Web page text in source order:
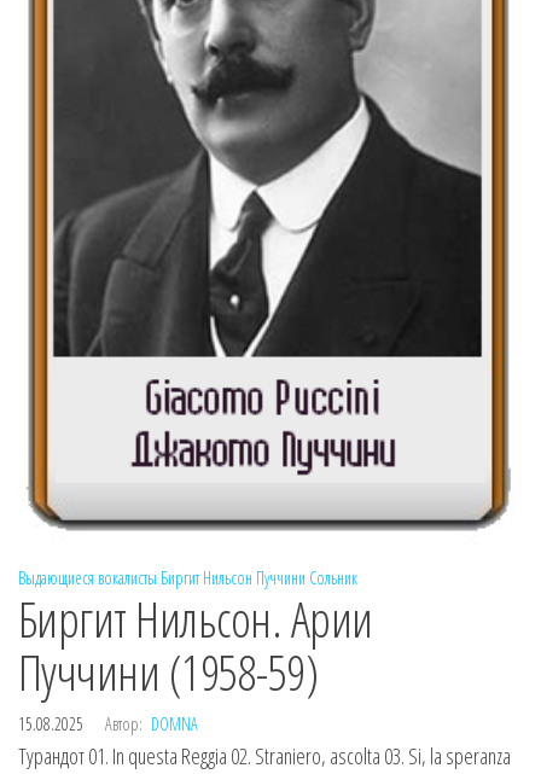
Выдающиеся вокалисты Биргит Нильсон Пуччини Сольник
Биргит Нильсон. Арии
Пуччини (1958-59)
15.08.2025 Автор: DOMNA
Турандот 01. In questa Reggia 02. Straniero, ascolta 03. Si, la speranza